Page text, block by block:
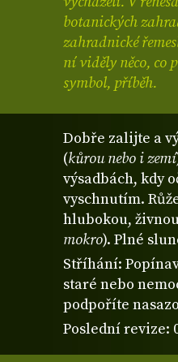
botanických
zahradnické
ní viděly něco, co
symbol, příběh.
Dobře zalijte a
(kůrou nebo i zemí
výsadbách, kdy
vyschnutím.
hlubokou,
mokro). Plné
Stříhání:
staré nebo
podpoříte
Poslední revize: